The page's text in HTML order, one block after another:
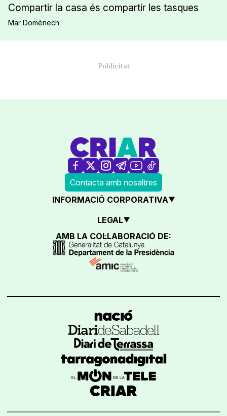
Compartir la casa és compartir les tasques
Mar Domènech
Contacta amb nosaltres
INFORMACIÓ CORPORATIVA
LEGAL
AMB LA COL·LABORACIÓ DE: